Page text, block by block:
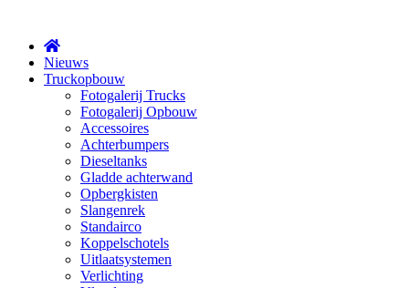
Nieuws
Truckopbouw
Fotogalerij Trucks
Fotogalerij Opbouw
Accessoires
Achterbumpers
Dieseltanks
Gladde achterwand
Opbergkisten
Slangenrek
Standairco
Koppelschotels
Uitlaatsystemen
Verlichting